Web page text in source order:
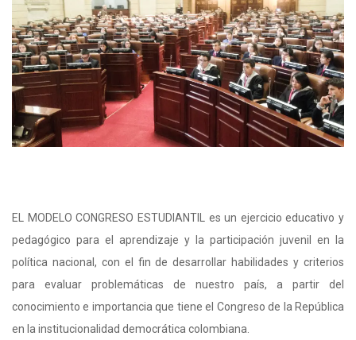
EL MODELO CONGRESO ESTUDIANTIL es un ejercicio educativo y
pedagógico para el aprendizaje y la participación juvenil en la
política nacional, con el fin de desarrollar habilidades y criterios
para evaluar problemáticas de nuestro país, a partir del
conocimiento e importancia que tiene el Congreso de la República
en la institucionalidad democrática colombiana.